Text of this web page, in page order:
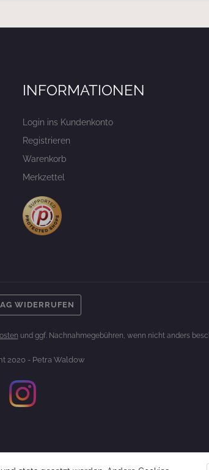
INFORMATIONEN
Login ins Kundenkonto
Registrieren
Warenkorb
Merkzettel
WIDERRUFEN
und ggf. Nachnahmegebühren, wenn nicht anders
2020 - Petra Waldow